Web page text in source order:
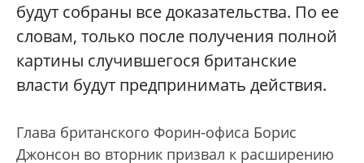
будут собраны все доказательства. По ее
словам, только после получения полной
картины случившегося британские
власти будут предпринимать действия.
Глава британского Форин-офиса Борис
Джонсон во вторник призвал к расширению